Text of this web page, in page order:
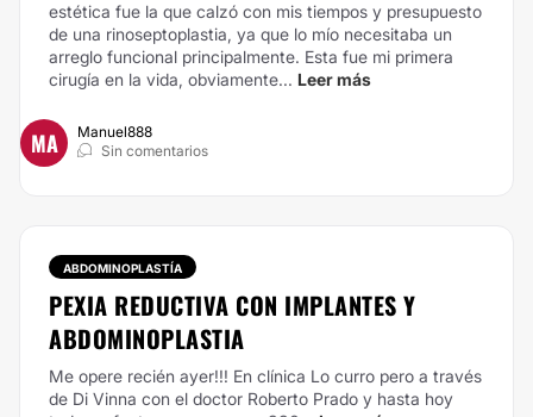
estética fue la que calzó con mis tiempos y presupuesto
de una rinoseptoplastia, ya que lo mío necesitaba un
arreglo funcional principalmente. Esta fue mi primera
cirugía en la vida, obviamente... Leer más
MA
Manuel888
Sin comentarios
ABDOMINOPLASTÍA
PEXIA REDUCTIVA CON IMPLANTES Y
ABDOMINOPLASTIA
Me opere recién ayer!!! En clínica Lo curro pero a través
de Di Vinna con el doctor Roberto Prado y hasta hoy